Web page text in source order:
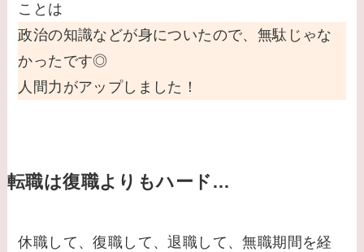
ことは
政治の知識などが身についたので、無駄じゃな
かったです◎
人間力がアップしました！
転職は復職よりもハード…
休職して、復職して、退職して、無職期間を経